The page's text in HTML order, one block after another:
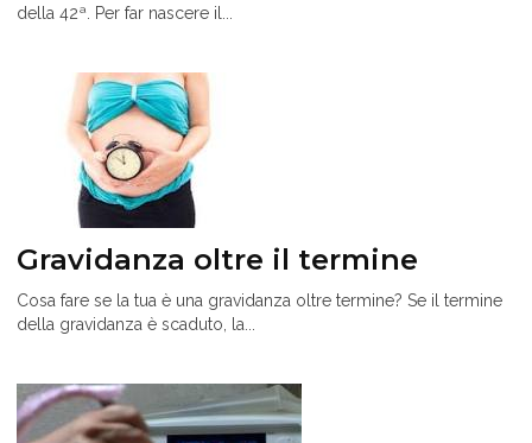
della 42ª. Per far nascere il...
Gravidanza oltre il termine
Cosa fare se la tua è una gravidanza oltre termine? Se il termine
della gravidanza è scaduto, la...